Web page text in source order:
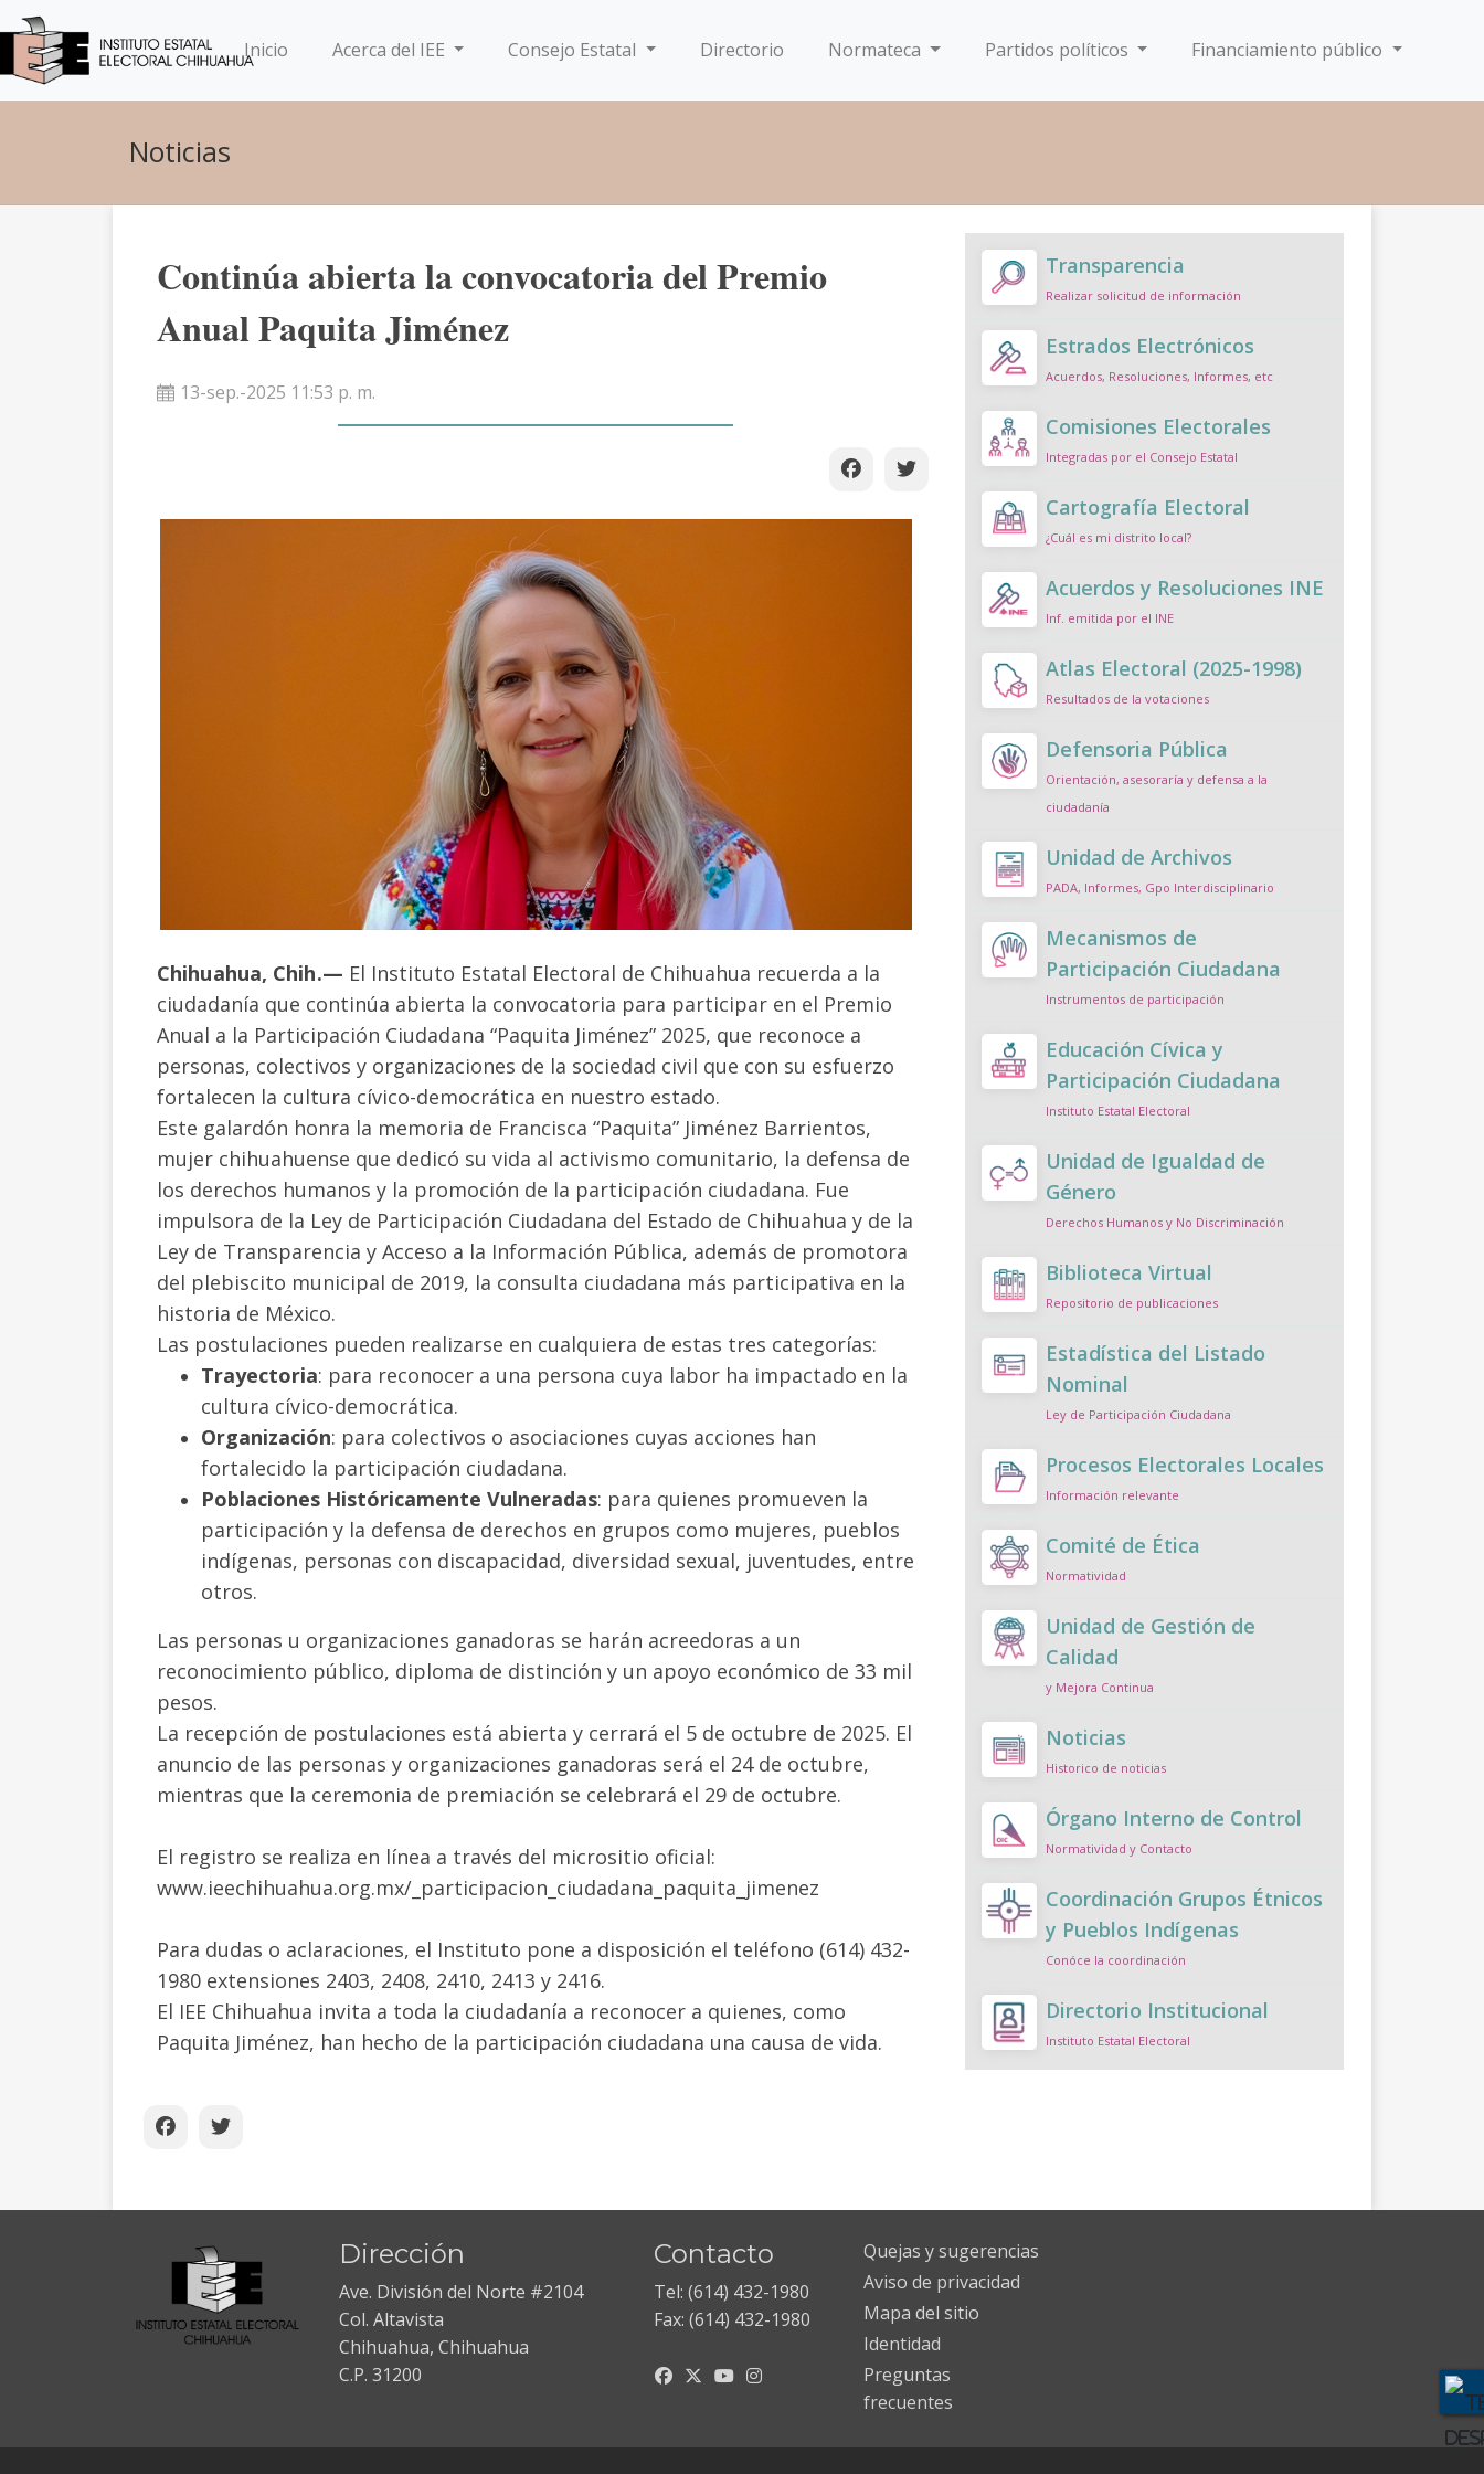
Inicio(current)Acerca del IEE Consejo Estatal Directorio Normateca Partidos políticos Financiamiento público
Noticias
Continúa abierta la convocatoria del Premio
Anual Paquita Jiménez
13-sep.-2025 11:53 p. m.
Chihuahua, Chih.— El Instituto Estatal Electoral de Chihuahua recuerda a la
ciudadanía que continúa abierta la convocatoria para participar en el Premio
Anual a la Participación Ciudadana “Paquita Jiménez” 2025, que reconoce a
personas, colectivos y organizaciones de la sociedad civil que con su esfuerzo
fortalecen la cultura cívico-democrática en nuestro estado.
Este galardón honra la memoria de Francisca “Paquita” Jiménez Barrientos,
mujer chihuahuense que dedicó su vida al activismo comunitario, la defensa de
los derechos humanos y la promoción de la participación ciudadana. Fue
impulsora de la Ley de Participación Ciudadana del Estado de Chihuahua y de la
Ley de Transparencia y Acceso a la Información Pública, además de promotora
del plebiscito municipal de 2019, la consulta ciudadana más participativa en la
historia de México.
Las postulaciones pueden realizarse en cualquiera de estas tres categorías:
Trayectoria: para reconocer a una persona cuya labor ha impactado en la
cultura cívico-democrática.
Organización: para colectivos o asociaciones cuyas acciones han
fortalecido la participación ciudadana.
Poblaciones Históricamente Vulneradas: para quienes promueven la
participación y la defensa de derechos en grupos como mujeres, pueblos
indígenas, personas con discapacidad, diversidad sexual, juventudes, entre
otros.
Las personas u organizaciones ganadoras se harán acreedoras a un
reconocimiento público, diploma de distinción y un apoyo económico de 33 mil
pesos.
La recepción de postulaciones está abierta y cerrará el 5 de octubre de 2025. El
anuncio de las personas y organizaciones ganadoras será el 24 de octubre,
mientras que la ceremonia de premiación se celebrará el 29 de octubre.
El registro se realiza en línea a través del micrositio oficial:
www.ieechihuahua.org.mx/_participacion_ciudadana_paquita_jimenez
Para dudas o aclaraciones, el Instituto pone a disposición el teléfono (614) 432-
1980 extensiones 2403, 2408, 2410, 2413 y 2416.
El IEE Chihuahua invita a toda la ciudadanía a reconocer a quienes, como
Paquita Jiménez, han hecho de la participación ciudadana una causa de vida.
Transparencia
Realizar solicitud de información
Estrados Electrónicos
Acuerdos, Resoluciones, Informes, etc
Comisiones Electorales
Integradas por el Consejo Estatal
Cartografía Electoral
¿Cuál es mi distrito local?
Acuerdos y Resoluciones INE
Inf. emitida por el INE
Atlas Electoral (2025-1998)
Resultados de la votaciones
Defensoria Pública
Orientación, asesoraría y defensa a la
ciudadanía
Unidad de Archivos
PADA, Informes, Gpo Interdisciplinario
Mecanismos de
Participación Ciudadana
Instrumentos de participación
Educación Cívica y
Participación Ciudadana
Instituto Estatal Electoral
Unidad de Igualdad de
Género
Derechos Humanos y No Discriminación
Biblioteca Virtual
Repositorio de publicaciones
Estadística del Listado
Nominal
Ley de Participación Ciudadana
Procesos Electorales Locales
Información relevante
Comité de Ética
Normatividad
Unidad de Gestión de
Calidad
y Mejora Continua
Noticias
Historico de noticias
Órgano Interno de Control
Normatividad y Contacto
Coordinación Grupos Étnicos
y Pueblos Indígenas
Conóce la coordinación
Directorio Institucional
Instituto Estatal Electoral
Dirección
Ave. División del Norte #2104
Col. Altavista
Chihuahua, Chihuahua
C.P. 31200
Contacto
Tel: (614) 432-1980
Fax: (614) 432-1980
Quejas y sugerencias
Aviso de privacidad
Mapa del sitio
Identidad
Preguntas
frecuentes